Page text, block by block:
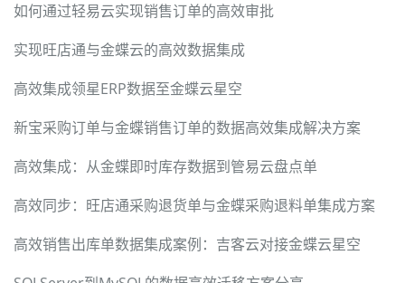
如何通过轻易云实现销售订单的高效审批
实现旺店通与金蝶云的高效数据集成
高效集成领星ERP数据至金蝶云星空
新宝采购订单与金蝶销售订单的数据高效集成解决方案
高效集成：从金蝶即时库存数据到管易云盘点单
高效同步：旺店通采购退货单与金蝶采购退料单集成方案
高效销售出库单数据集成案例：吉客云对接金蝶云星空